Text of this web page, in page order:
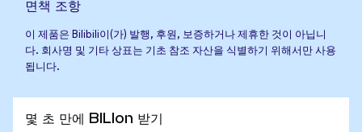
면책 조항
이 제품은 Bilibili이(가) 발행, 후원, 보증하거나 제휴한 것이 아닙니
다. 회사명 및 기타 상표는 기초 참조 자산을 식별하기 위해서만 사용
됩니다.
몇 초 만에 BILIon 받기